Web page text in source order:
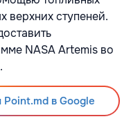
верхних ступеней.
NASA Artemis во
Point.md в Google